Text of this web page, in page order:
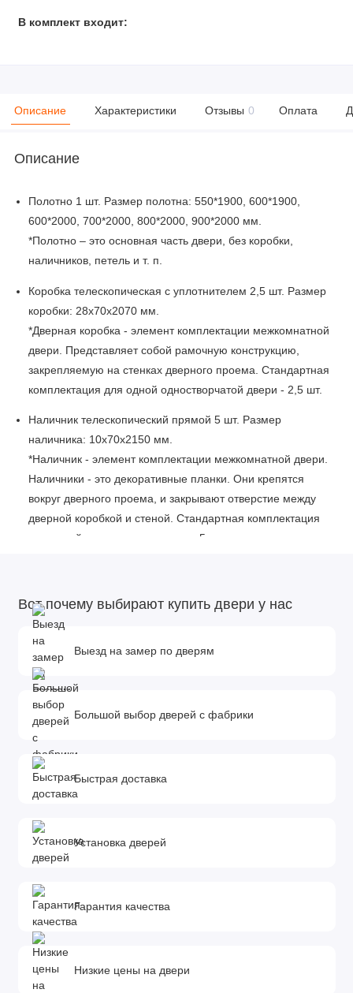
В комплект входит:
Описание Характеристики Отзывы 0 Оплата
Описание
Полотно 1 шт. Размер полотна: 550*1900, 600*1900,
600*2000, 700*2000, 800*2000, 900*2000 мм.
*Полотно – это основная часть двери, без коробки,
наличников, петель и т. п.
Коробка телескопическая с уплотнителем 2,5 шт. Размер
коробки: 28x70x2070 мм.
*Дверная коробка - элемент комплектации межкомнатной
двери. Представляет собой рамочную конструкцию,
закрепляемую на стенках дверного проема. Стандартная
комплектация для одной одностворчатой двери - 2,5 шт.
Наличник телескопический прямой 5 шт. Размер
наличника: 10x70x2150 мм.
*Наличник - элемент комплектации межкомнатной двери.
Наличники - это декоративные планки. Они крепятся
вокруг дверного проема, и закрывают отверстие между
дверной коробкой и стеной. Стандартная комплектация
для одной двери с двух сторон - 5 шт.
Каркас полотна: массив сосны.
Внутреннее заполнение: композитный мебельный щит
(МДФ).
Покрытие: экошпон.
Толщина полотна: 36 мм.
Фурнитура и доборы в комплект не входят.
Размеры доборов - 100x10х2070 мм. 150x10х2070 мм.
200x10х2070 мм.
*Добор - элемент комплектации межкомнатной двери,
необходимый для обрамления дверного проема. Он
устанавливается в том случае, если толщина стены
превышает ширину дверной коробки. Определить количество
и ширину добора можно с помощью замера.
Вот почему выбирают купить двери у нас
Выезд на замер по дверям
Большой выбор дверей с фабрики
Быстрая доставка
Установка дверей
Гарантия качества
Низкие цены на двери